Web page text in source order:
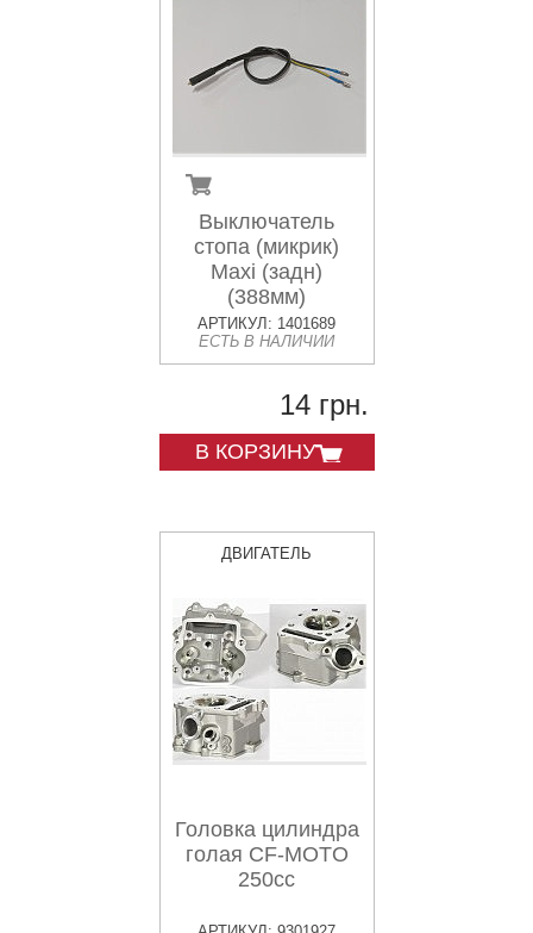
Выключатель
стопа (микрик)
Maxi (задн)
(388мм)
АРТИКУЛ: 1401689
ЕСТЬ В НАЛИЧИИ
14 грн.
В КОРЗИНУ
ДВИГАТЕЛЬ
Головка цилиндра
голая CF-MOTO
250cc